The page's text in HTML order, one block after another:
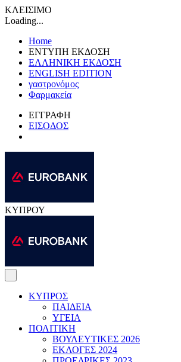
ΚΛΕΙΣΙΜΟ
Loading...
Home
ΕΝΤΥΠΗ ΕΚΔΟΣΗ
ΕΛΛΗΝΙΚΗ ΕΚΔΟΣΗ
ENGLISH EDITION
γαστρονόμος
Φαρμακεία
ΕΓΓΡΑΦΗ
ΕΙΣΟΔΟΣ
ΚΥΠΡΟΥ
ΚΥΠΡΟΣ
ΠΑΙΔΕΙΑ
ΥΓΕΙΑ
ΠΟΛΙΤΙΚΗ
ΒΟΥΛΕΥΤΙΚΕΣ 2026
ΕΚΛΟΓΕΣ 2024